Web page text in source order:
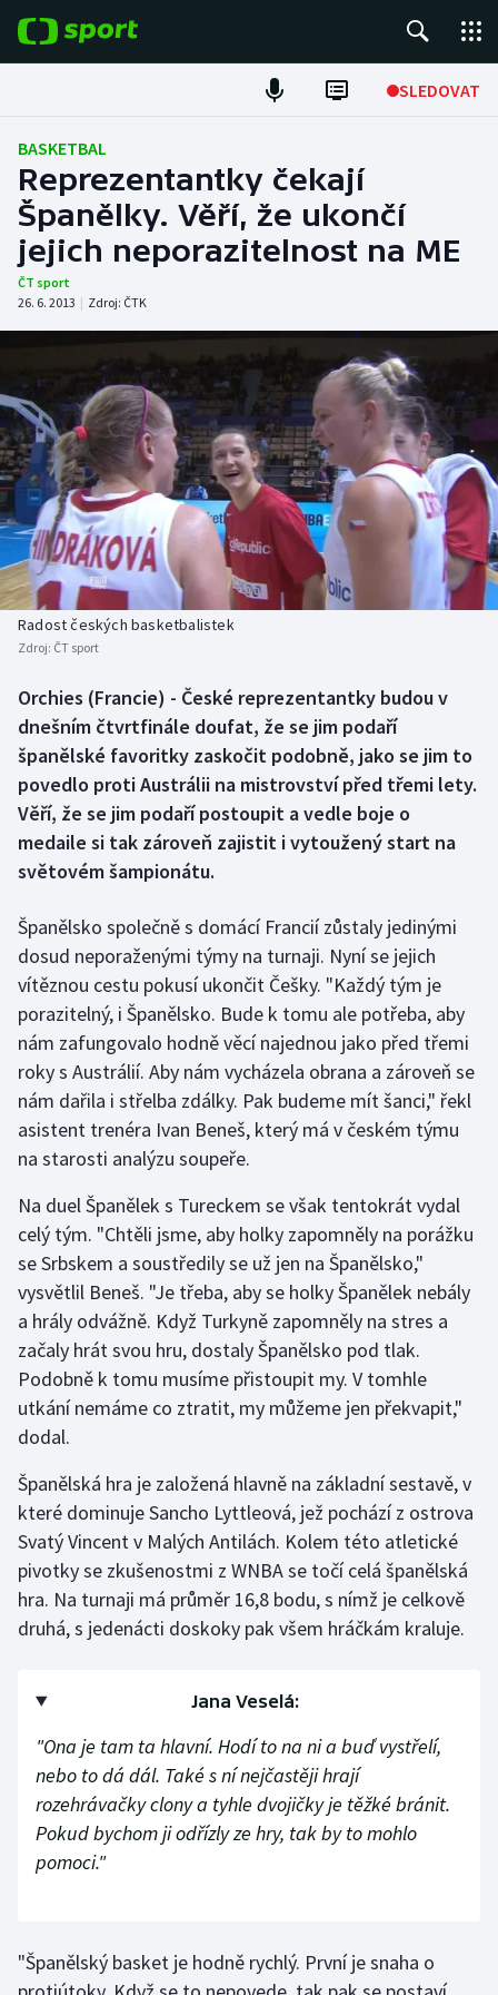
SLEDOVAT
Fotbal
Hokej
Tenis
Atletika
DALŠÍ SPORTY
Americký fotbal
Baseball a softbal
Basketbal
Biatlon
Box
Curling
Dostihy
Golf
Gymnastika
Házená
Jezdectví
Judo
Krasobruslení
Lezení
Lyže a snowboard
Motorsport
Olympijské hry
Parasport
Plavání
Plážový volejbal
Ragby
Rychlobruslení
Rychlostní kanoistika
Sportovní střelba
NEPŘEHLÉDNĚTE
Soutěže
Historické návraty
Aplikace ČT sport
BASKETBAL
Reprezentantky čekají
Španělky. Věří, že ukončí
jejich neporazitelnost na ME
ČT sport
26. 6. 2013 | Zdroj: ČTK
Radost českých basketbalistek
Zdroj: ČT sport
Orchies (Francie) - České reprezentantky budou v
dnešním čtvrtfinále doufat, že se jim podaří
španělské favoritky zaskočit podobně, jako se jim to
povedlo proti Austrálii na mistrovství před třemi lety.
Věří, že se jim podaří postoupit a vedle boje o
medaile si tak zároveň zajistit i vytoužený start na
světovém šampionátu.
Španělsko společně s domácí Francií zůstaly jedinými
dosud neporaženými týmy na turnaji. Nyní se jejich
vítěznou cestu pokusí ukončit Češky. "Každý tým je
porazitelný, i Španělsko. Bude k tomu ale potřeba, aby
nám zafungovalo hodně věcí najednou jako před třemi
roky s Austrálií. Aby nám vycházela obrana a zároveň se
nám dařila i střelba zdálky. Pak budeme mít šanci," řekl
asistent trenéra Ivan Beneš, který má v českém týmu
na starosti analýzu soupeře.
Na duel Španělek s Tureckem se však tentokrát vydal
celý tým. "Chtěli jsme, aby holky zapomněly na porážku
se Srbskem a soustředily se už jen na Španělsko,"
vysvětlil Beneš. "Je třeba, aby se holky Španělek nebály
a hrály odvážně. Když Turkyně zapomněly na stres a
začaly hrát svou hru, dostaly Španělsko pod tlak.
Podobně k tomu musíme přistoupit my. V tomhle
utkání nemáme co ztratit, my můžeme jen překvapit,"
dodal.
Španělská hra je založená hlavně na základní sestavě, v
které dominuje Sancho Lyttleová, jež pochází z ostrova
Svatý Vincent v Malých Antilách. Kolem této atletické
pivotky se zkušenostmi z WNBA se točí celá španělská
hra. Na turnaji má průměr 16,8 bodu, s nímž je celkově
druhá, s jedenácti doskoky pak všem hráčkám kraluje.
Jana Veselá:
"Ona je tam ta hlavní. Hodí to na ni a buď vystřelí,
nebo to dá dál. Také s ní nejčastěji hrají
rozehrávačky clony a tyhle dvojičky je těžké bránit.
Pokud bychom ji odřízly ze hry, tak by to mohlo
pomoci."
"Španělský basket je hodně rychlý. První je snaha o